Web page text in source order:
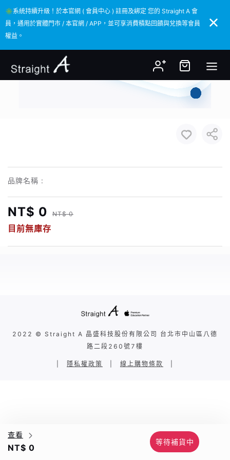
✳️系統持續升級！於本官網 ( 會員中心 ) 註冊及綁定 您的 Straight A 會
員，通用於實體門市 / 本官網 / APP，並可享消費積點回饋與兌換等會員
權益。
✳️系統持續升級！於本官網 ( 會員中心 ) 註冊及綁定 您的 Straight A 會
員，通用於實體門市 / 本官網 / APP，並可享消費積點回饋與兌換等會員
權益。
品牌名稱 :
NT$ 0 NT$ 0
目前無庫存
查看
NT$ 0
等待補貨中
2022 © Straight A 晶盛科技股份有限公司 台北市中山區八德
路二段260號7樓
隱私權政策 線上購物條款